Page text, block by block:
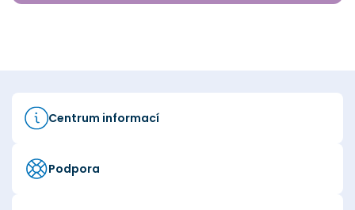
Centrum informací
Podpora